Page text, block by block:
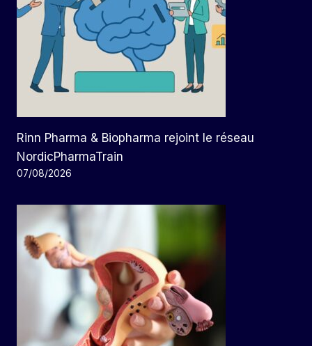
Rinn Pharma & Biopharma rejoint le réseau
NordicPharmaTrain
07/08/2026